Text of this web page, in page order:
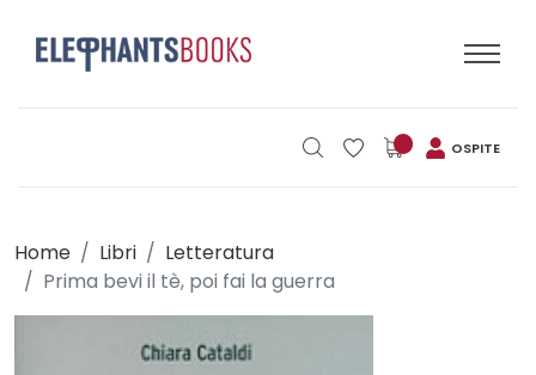
OSPITE
Home Libri
Letteratura
Prima bevi il tè, poi fai la guerra